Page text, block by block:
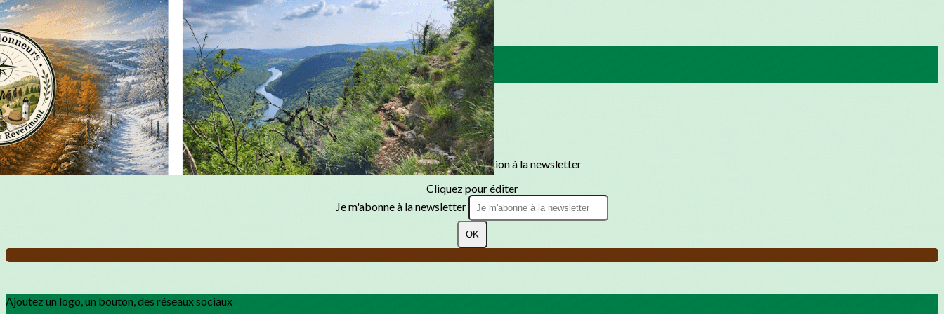
Exporter les lignes sélectionnées
Exporter toutes les colonnes
Exporter uniquement les colonnes affichées
Menu
?>
Images de la page d'accueil
Cliquez pour éditer
Texte, bouton et/ou inscription à la newsletter
Cliquez pour éditer
Je m'abonne à la newsletter
OK
Ajoutez un logo, un bouton, des réseaux sociaux